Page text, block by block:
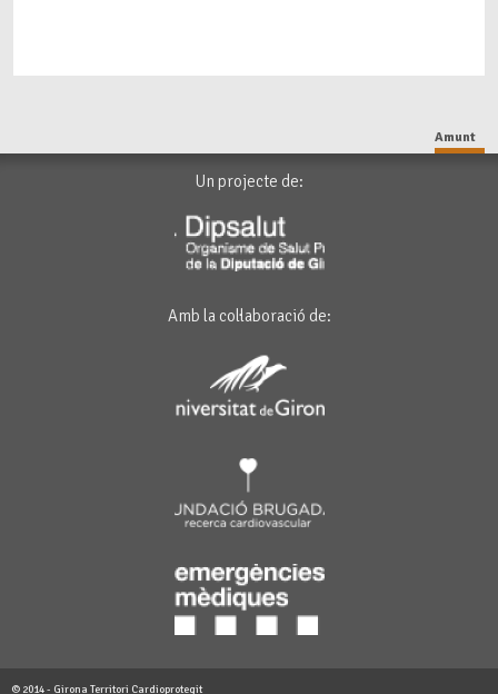
Amunt
Un projecte de:
Amb la col·laboració de:
© 2014 - Girona Territori Cardioprotegit